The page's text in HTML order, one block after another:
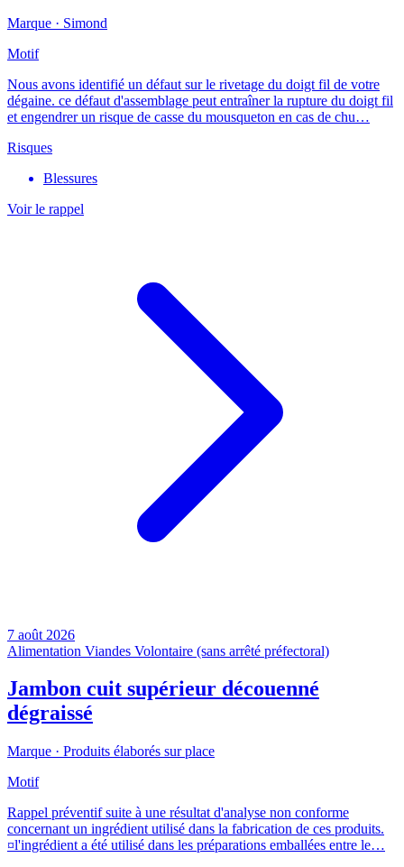
Marque · Simond
Motif
Nous avons identifié un défaut sur le rivetage du doigt fil de votre
dégaine. ce défaut d'assemblage peut entraîner la rupture du doigt fil
et engendrer un risque de casse du mousqueton en cas de chu…
Risques
Blessures
Voir le rappel
7 août 2026
Alimentation Viandes Volontaire (sans arrêté préfectoral)
Jambon cuit supérieur découenné
dégraissé
Marque · Produits élaborés sur place
Motif
Rappel préventif suite à une résultat d'analyse non conforme
concernant un ingrédient utilisé dans la fabrication de ces produits.
¤l'ingrédient a été utilisé dans les préparations emballées entre le…